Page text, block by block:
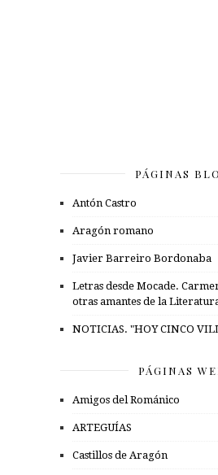
PÁGINAS
Antón Castro
Aragón romano
Javier Barreiro Bordonaba
Letras desde Mocade.
otras amantes de la
NOTICIAS. "HOY CINCO
PÁGINAS
Amigos del Románico
ARTEGUÍAS
Castillos de Aragón